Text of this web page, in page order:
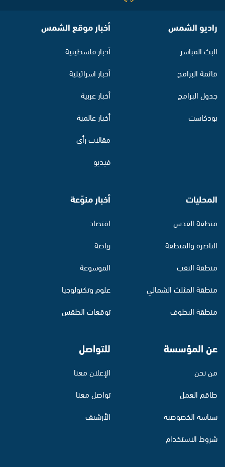
راديو الشمس
البث المباشر
قائمة البرامج
جدول البرامج
بودكاست
أخبار موقع الشمس
أخبار فلسطينية
أخبار اسرائيلية
أخبار عربية
أخبار عالمية
مقالات رأي
فيديو
المحليات
منطقة القدس
الناصرة والمنطقة
منطقة النقب
منطقة المثلث الشمالي
منطقة البطوف
أخبار منوّعة
اقتصاد
رياضة
الموسوعة
علوم وتكنولوجيا
توقعات الطقس
عن المؤسسة
من نحن
طاقم العمل
سياسة الخصوصية
شروط الاستخدام
للتواصل
الإعلان معنا
تواصل معنا
الأرشيف